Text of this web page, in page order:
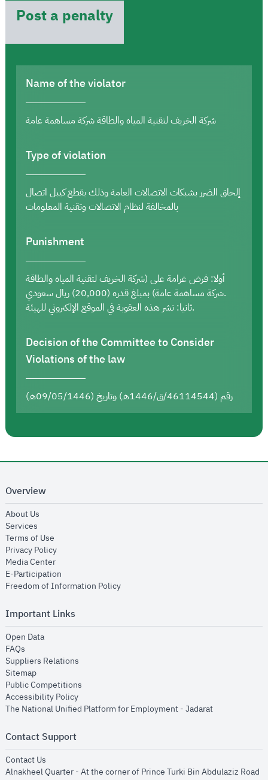
Post a penalty
Name of the violator
شركة الخريف لتقنية المياه والطاقة شركة مساهمة عامة
Type of violation
إلحاق الضرر بشبكات الاتصالات العامة وذلك بقطع كيبل اتصال
بالمخالفة لنظام الاتصالات وتقنية المعلومات
Punishment
أولا: فرض غرامة على (شركة الخريف لتقنية المياه والطاقة
شركة مساهمة عامة) بمبلغ قدره (20,000) ريال سعودي.
ثانيا: نشر هذه العقوبة في الموقع الإلكتروني للهيئة.
Decision of the Committee to Consider
Violations of the law
رقم (46114544/ق/1446هـ) وتاريخ (09/05/1446هـ)
Overview
About Us
Services
Terms of Use
Privacy Policyopens in new window
Media Centeropens in new window
E-Participation
Freedom of Information Policyopens in new window
Important Links
Open Dataopens in new window
FAQs
Suppliers Relations
Sitemapopens in new window
Public Competitions
Accessibility Policyopens in new window
The National Unified Platform for Employment - Jadaratopens in new
Contact Support
Contact Us
Alnakheel Quarter - At the corner of Prince Turki Bin Abdulaziz Road